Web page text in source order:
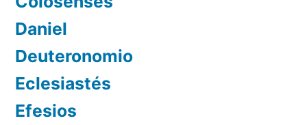
Daniel
Deuteronomio
Eclesiastés
Efesios